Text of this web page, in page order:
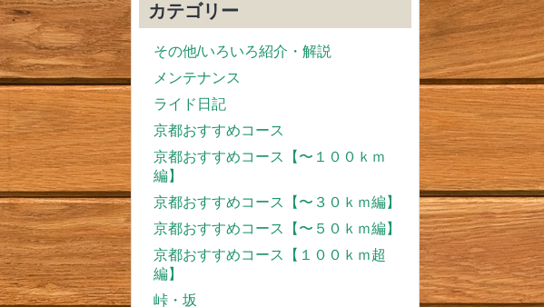
カテゴリー
その他/いろいろ紹介・解説
メンテナンス
ライド日記
京都おすすめコース
京都おすすめコース【〜１００ｋｍ
編】
京都おすすめコース【〜３０ｋｍ編】
京都おすすめコース【〜５０ｋｍ編】
京都おすすめコース【１００ｋｍ超
編】
峠・坂